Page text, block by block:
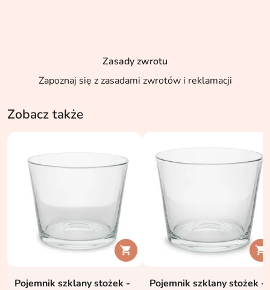
Zasady zwrotu
Zapoznaj się z zasadami zwrotów i reklamacji
Zobacz także

Pojemnik szklany stożek -

Pojemnik szklany stożek -